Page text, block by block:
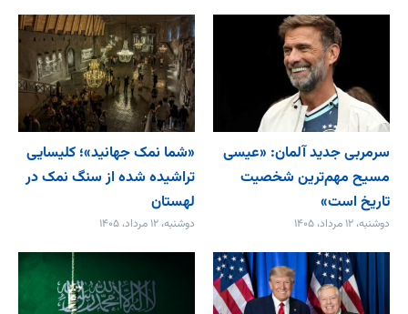
سرمربی جدید آلمان: «عیسی
مسیح مهم‌ترین شخصیت
تاریخ است»
دوشنبه، ۱۲ مرداد، ۱۴۰۵
«شما نمک جهانید»؛ کلیسایی
تراشیده شده از سنگ نمک در
لهستان
دوشنبه، ۱۲ مرداد، ۱۴۰۵